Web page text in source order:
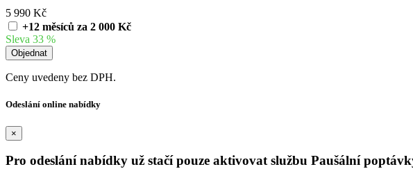
5 990 Kč
+12 měsíců za 2 000 Kč
Sleva 33 %
Ceny uvedeny bez DPH.
Odeslání online nabídky
×
Pro odeslání nabídky už stačí pouze aktivovat službu Paušální